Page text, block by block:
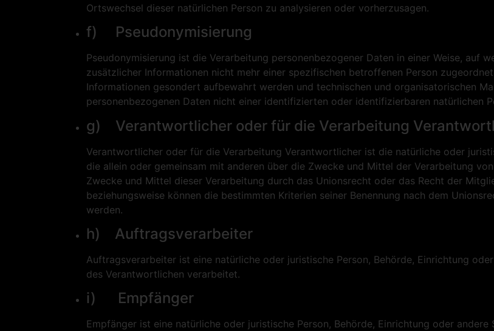
Ortswechsel dieser natürlichen Person zu analysieren oder vorherzusagen.
f) Pseudonymisierung
Pseudonymisierung ist die Verarbeitung personenbezogener Daten in einer Weise, auf
zusätzlicher Informationen nicht mehr einer spezifischen betroffenen Person
Informationen gesondert aufbewahrt werden und technischen und organisatorischen
personenbezogenen Daten nicht einer identifizierten oder identifizierbaren natürlichen
g) Verantwortlicher oder für die Verarbeitung
Verantwortlicher oder für die Verarbeitung Verantwortlicher ist die natürliche oder
die allein oder gemeinsam mit anderen über die Zwecke und Mittel der Verarbeitung
Zwecke und Mittel dieser Verarbeitung durch das Unionsrecht oder das Recht der
beziehungsweise können die bestimmten Kriterien seiner Benennung nach dem
werden.
h) Auftragsverarbeiter
Auftragsverarbeiter ist eine natürliche oder juristische Person, Behörde, Einrichtung
des Verantwortlichen verarbeitet.
i) Empfänger
Empfänger ist eine natürliche oder juristische Person, Behörde, Einrichtung oder